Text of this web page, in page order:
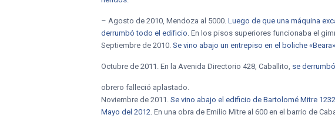
– Agosto de 2010, Mendoza al 5000.Luego de que una máquina
derrumbó todo el edificio. En los pisos superiores funcionaba el
Septiembre de 2010.Se vino abajo un entrepiso en el boliche
Octubre de 2011. En la Avenida Directorio 428, Caballito, se
obrero falleció aplastado.
Noviembre de 2011.Se vino abajo el edificio de Bartolomé Mitre
Mayo del 2012. En una obra de Emilio Mitre al 600 en el barrio de